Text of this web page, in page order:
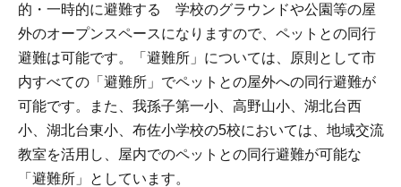
的・一時的に避難する 学校のグラウンドや公園等の屋
外のオープンスペースになりますので、ペットとの同行
避難は可能です。「避難所」については、原則として市
内すべての「避難所」でペットとの屋外への同行避難が
可能です。また、我孫子第一小、高野山小、湖北台西
小、湖北台東小、布佐小学校の5校においては、地域交流
教室を活用し、屋内でのペットとの同行避難が可能な
「避難所」としています。